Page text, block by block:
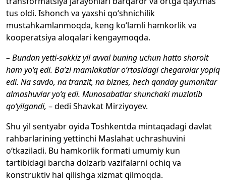
tus oldi. Ishonch va yaxshi qo‘shnichilik
mustahkamlanmoqda, keng ko‘lamli hamkorlik va
kooperatsiya aloqalari kengaymoqda.
– Bundan yetti-sakkiz yil avval buning uchun hatto sharoit
ham yo‘q edi. Ba’zi mamlakatlar o‘rtasidagi chegaralar yopiq
edi. Na savdo, na tranzit, na biznes, hech qanday gumanitar
almashuvlar yo‘q edi. Munosabatlar shunchaki muzlatib
qo‘yilgandi, – dedi Shavkat Mirziyoyev.
Shu yil sentyabr oyida Toshkentda mintaqadagi davlat
rahbarlarining yettinchi Maslahat uchrashuvini
o‘tkaziladi. Bu hamkorlik formati umumiy kun
tartibidagi barcha dolzarb vazifalarni ochiq va
konstruktiv hal qilishga xizmat qilmoqda.